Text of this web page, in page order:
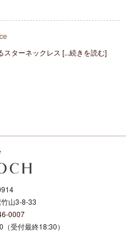
スターネックレス [...続きを読む]
山3-8-33
0007
受付最終18:30）